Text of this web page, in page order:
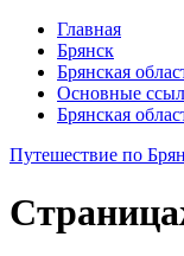
Главная
Брянск
Брянская
Основные
Брянская
Путешествие по
Страница